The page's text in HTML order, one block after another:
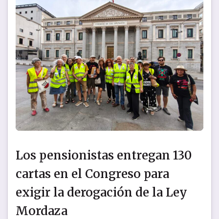
Los pensionistas entregan 130
cartas en el Congreso para
exigir la derogación de la Ley
Mordaza